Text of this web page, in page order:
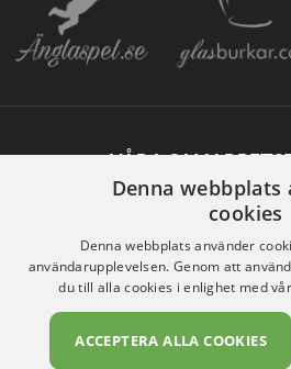
VÅRA
Denna webbplats
cookies
Denna webbplats använder
användarupplevelsen. Genom att
du till alla cookies i enlighet med
ACCEPTERA ALLA COOKIES